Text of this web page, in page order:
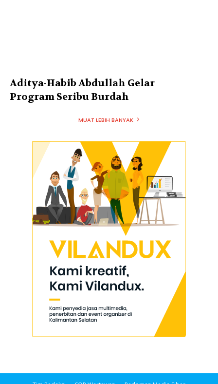
Aditya-Habib Abdullah Gelar
Program Seribu Burdah
MUAT LEBIH BANYAK